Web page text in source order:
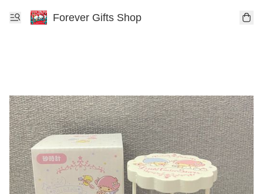
Forever Gifts Shop